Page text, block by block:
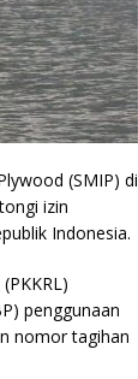
(SMIP) di
izin
Indonesia.
penggunaan
nomor tagihan